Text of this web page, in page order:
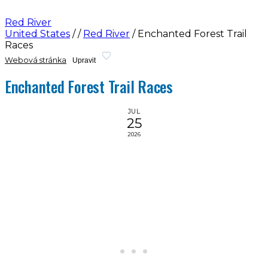
Red River
United States / / Red River / Enchanted Forest Trail
Races
Webová stránka Upravit
Enchanted Forest Trail Races
JUL
25
2026